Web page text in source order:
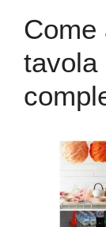
Come
tavola